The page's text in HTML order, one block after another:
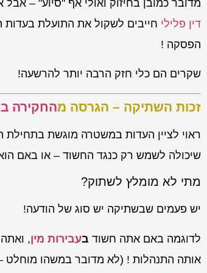
מדובר כמובן בחיזוק ואולי אף "סיוע" –
דין פלילי חייבים לשקול את התועלת
הפסקה !
שקרים הם כלי חזק הרבה יותר להרשעה!
זכות השתיקה – הגרסה מהחקירה
ראוי לציין העדות במשטרה מוגשת
שיכולה לשמש רק כנגד החשוד – או באם
מתי לא מומלץ לשתוק?
יש פעמים שבשתיקה יש סוג של הודעה!
לדוגמה באם אתה חשוד בעבירות מין,
אותה התנהלות ! (לא מדובר במשהו מוחלט